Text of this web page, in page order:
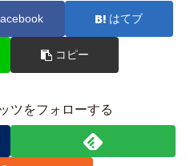
はてブ
コピー
ツをフォローする